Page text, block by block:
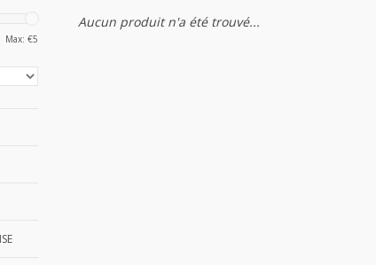
Max: €5
Aucun produit n'a été trouvé...